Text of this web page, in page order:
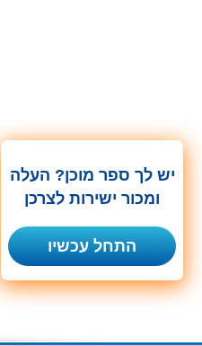
פינגווין, אי...
נעמי בן-גור
פינגווין, מי...
נעמי בן-גור
יש לך ספר מוכן? העלה
ומכור ישירות לצרכן
התחל עכשיו